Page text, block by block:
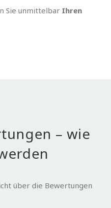
Sie unmittelbar Ihren
– wie
über die Bewertungen